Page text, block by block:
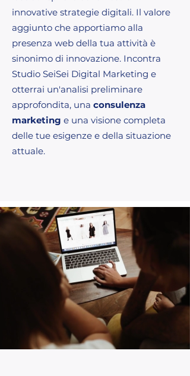
innovative strategie digitali. Il valore
aggiunto che apportiamo alla
presenza web della tua attività è
sinonimo di innovazione. Incontra
Studio SeiSei Digital Marketing e
otterrai un'analisi preliminare
approfondita, una consulenza
marketing e una visione completa
delle tue esigenze e della situazione
attuale.